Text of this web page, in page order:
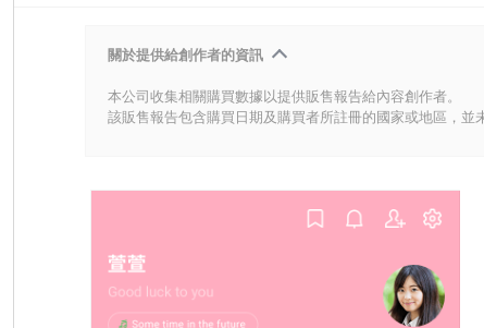
關於提供給創作者的資訊
本公司收集相關購買數據以提供販售報告給內容創作者。
該販售報告包含購買日期及購買者所註冊的國家或地區，並